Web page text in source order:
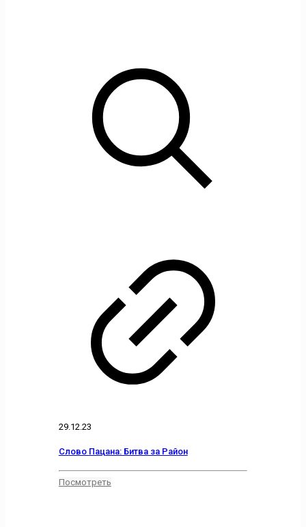
29.12.23
Слово Пацана: Битва за Район
Посмотреть